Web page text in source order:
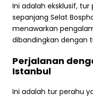
Ini adalah eksklusif,
sepanjang Selat
menawarkan
dibandingkan dengan
Perjalanan
Istanbul
Ini adalah tur perahu